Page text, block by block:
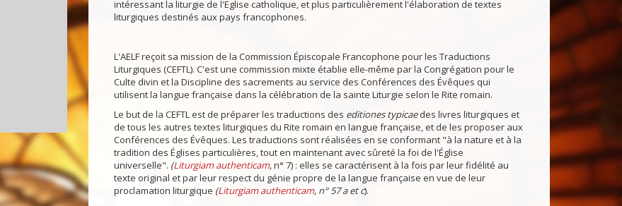
intéressant la liturgie de l'Eglise catholique, et plus particulièrement l'élaboration de textes
liturgiques destinés aux pays francophones.
L'AELF reçoit sa mission de la Commission Épiscopale Francophone pour les Traductions
Liturgiques (CEFTL). C'est une commission mixte établie elle-même par la Congrégation pour le
Culte divin et la Discipline des sacrements au service des Conférences des Évêques qui
utilisent la langue française dans la célébration de la sainte Liturgie selon le Rite romain.
Le but de la CEFTL est de préparer les traductions des editiones typicaedes livres liturgiques et
de tous les autres textes liturgiques du Rite romain en langue française, et de les proposer aux
Conférences des Évêques. Les traductions sont réalisées en se conformant "à la nature et à la
tradition des Églises particulières, tout en maintenant avec sûreté la foi de l'Église
universelle". (Liturgiam authenticam,n° 7) : elles se caractérisent à la fois par leur fidélité au
texte original et par leur respect du génie propre de la langue française en vue de leur
proclamation liturgique (Liturgiam authenticam, n° 57 a et c).